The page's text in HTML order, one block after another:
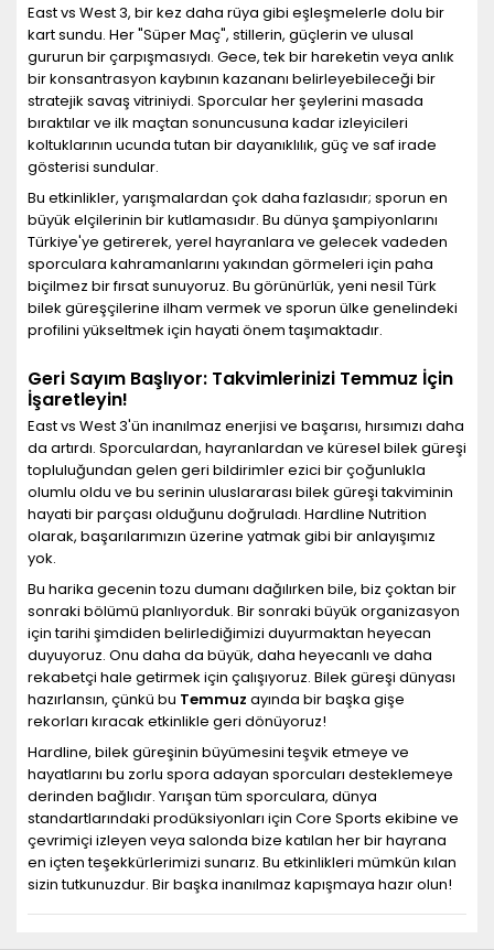
East vs West 3, bir kez daha rüya gibi eşleşmelerle dolu bir
kart sundu. Her "Süper Maç", stillerin, güçlerin ve ulusal
gururun bir çarpışmasıydı. Gece, tek bir hareketin veya anlık
bir konsantrasyon kaybının kazananı belirleyebileceği bir
stratejik savaş vitriniydi. Sporcular her şeylerini masada
bıraktılar ve ilk maçtan sonuncusuna kadar izleyicileri
koltuklarının ucunda tutan bir dayanıklılık, güç ve saf irade
gösterisi sundular.
Bu etkinlikler, yarışmalardan çok daha fazlasıdır; sporun en
büyük elçilerinin bir kutlamasıdır. Bu dünya şampiyonlarını
Türkiye'ye getirerek, yerel hayranlara ve gelecek vadeden
sporculara kahramanlarını yakından görmeleri için paha
biçilmez bir fırsat sunuyoruz. Bu görünürlük, yeni nesil Türk
bilek güreşçilerine ilham vermek ve sporun ülke genelindeki
profilini yükseltmek için hayati önem taşımaktadır.
Geri Sayım Başlıyor: Takvimlerinizi Temmuz İçin
İşaretleyin!
East vs West 3'ün inanılmaz enerjisi ve başarısı, hırsımızı daha
da artırdı. Sporculardan, hayranlardan ve küresel bilek güreşi
topluluğundan gelen geri bildirimler ezici bir çoğunlukla
olumlu oldu ve bu serinin uluslararası bilek güreşi takviminin
hayati bir parçası olduğunu doğruladı. Hardline Nutrition
olarak, başarılarımızın üzerine yatmak gibi bir anlayışımız
yok.
Bu harika gecenin tozu dumanı dağılırken bile, biz çoktan bir
sonraki bölümü planlıyorduk. Bir sonraki büyük organizasyon
için tarihi şimdiden belirlediğimizi duyurmaktan heyecan
duyuyoruz. Onu daha da büyük, daha heyecanlı ve daha
rekabetçi hale getirmek için çalışıyoruz. Bilek güreşi dünyası
hazırlansın, çünkü bu Temmuz ayında bir başka gişe
rekorları kıracak etkinlikle geri dönüyoruz!
Hardline, bilek güreşinin büyümesini teşvik etmeye ve
hayatlarını bu zorlu spora adayan sporcuları desteklemeye
derinden bağlıdır. Yarışan tüm sporculara, dünya
standartlarındaki prodüksiyonları için Core Sports ekibine ve
çevrimiçi izleyen veya salonda bize katılan her bir hayrana
en içten teşekkürlerimizi sunarız. Bu etkinlikleri mümkün kılan
sizin tutkunuzdur. Bir başka inanılmaz kapışmaya hazır olun!